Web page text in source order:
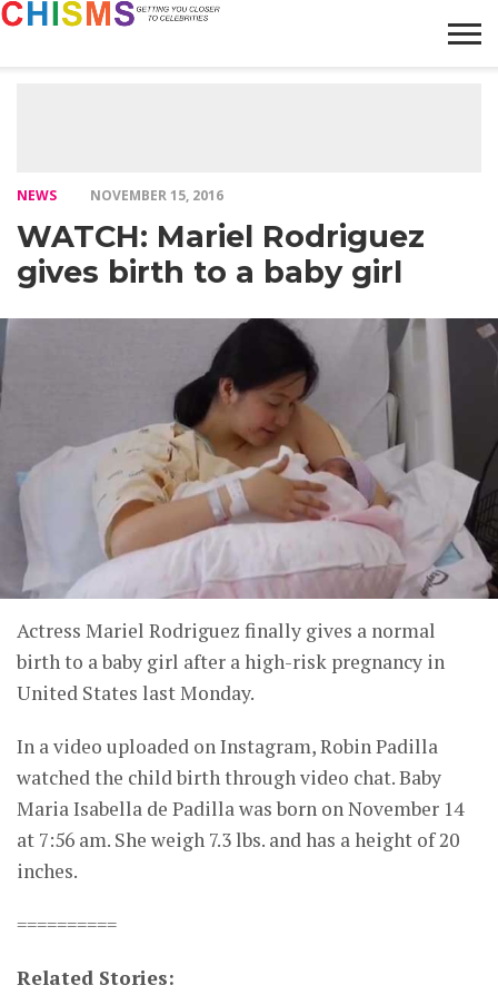
NEWS NOVEMBER 15, 2016
WATCH: Mariel Rodriguez
gives birth to a baby girl
Actress Mariel Rodriguez finally gives a normal
birth to a baby girl after a high-risk pregnancy in
United States last Monday.
In a video uploaded on Instagram, Robin Padilla
watched the child birth through video chat. Baby
Maria Isabella de Padilla was born on November 14
at 7:56 am. She weigh 7.3 lbs. and has a height of 20
inches.
==========
Related Stories: